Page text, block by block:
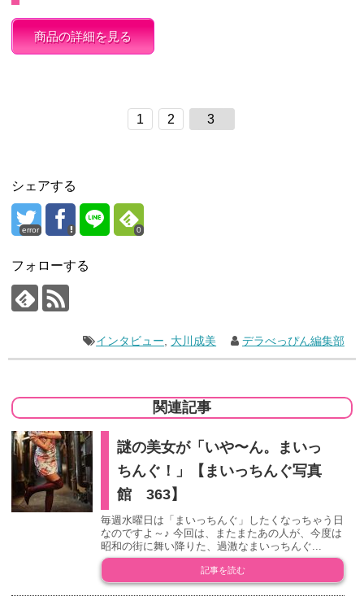
商品の詳細を見る
1 2 3
シェアする
error 0
フォローする
インタビュー 大川成美 デラべっぴん編集部
関連記事
謎の美女が「いや〜ん。まいっ
ちんぐ！」【まいっちんぐ写真
館 363】
毎週水曜日は「まいっちんぐ」したくなっちゃう日
なのですよ～♪ 今回は、またまたあの人が、今度は
昭和の街に舞い降りた、過激なまいっちんぐ...
記事を読む